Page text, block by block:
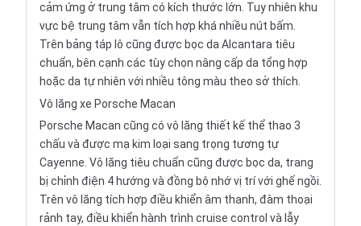
cảm ứng ở trung tâm có kích thước lớn. Tuy nhiên khu
vực bệ trung tâm vẫn tích hợp khá nhiều nút bấm.
Trên bảng táp lô cũng được bọc da Alcantara tiêu
chuẩn, bên cạnh các tùy chọn nâng cấp da tổng hợp
hoặc da tự nhiên với nhiều tông màu theo sở thích.
Vô lăng xe Porsche Macan
Porsche Macan cũng có vô lăng thiết kế thể thao 3
chấu và được mạ kim loại sang trọng tương tự
Cayenne. Vô lăng tiêu chuẩn cũng được bọc da, trang
bị chỉnh điện 4 hướng và đồng bộ nhớ vị trí với ghế ngồi.
Trên vô lăng tích hợp điều khiển âm thanh, đàm thoại
rảnh tay, điều khiển hành trình cruise control và lẫy